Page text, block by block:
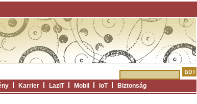
Karrier LazIT Mobil IoT Biztonság